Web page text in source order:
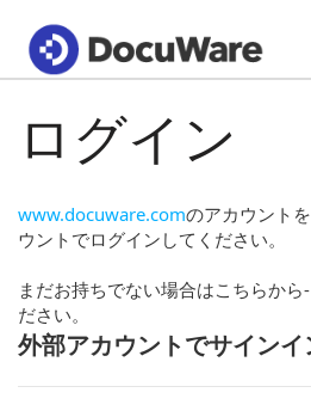
ログイン
www.docuware.comのアカウント
ウントでログインしてください。
まだお持ちでない場合はこちらから-
ださい。
外部アカウントでサインイ